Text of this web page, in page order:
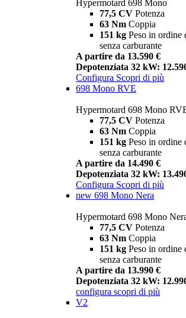
Hypermotard 698 Mono
77,5 CV Potenza
63 Nm Coppia
151 kg Peso in ordine
senza carburante
A partire da 13.590 €
Depotenziata 32 kW:
Configura Scopri di più
698 Mono RVE
Hypermotard 698 Mono
77,5 CV Potenza
63 Nm Coppia
151 kg Peso in ordine
senza carburante
A partire da 14.490 €
Depotenziata 32 kW:
Configura Scopri di più
new 698 Mono Nera
Hypermotard 698 Mono
77,5 CV Potenza
63 Nm Coppia
151 kg Peso in ordine
senza carburante
A partire da 13.990 €
Depotenziata 32 kW:
configura scopri di più
V2